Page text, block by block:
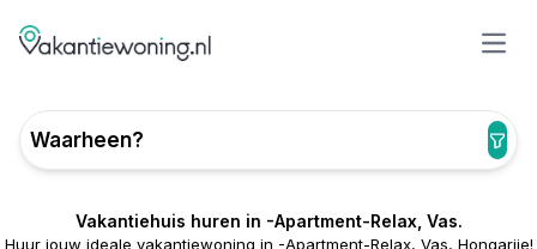
Waarheen?
Vakantiehuis huren in -Apartment-Relax, Vas.
Huur jouw ideale vakantiewoning in -Apartment-Relax, Vas, Hongarije!